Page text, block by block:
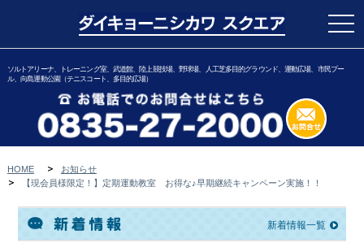
ソルトアリーナ、トレーニング室、武道館、陸上競技場、野球場、人工芝多目的グラウンド、運動広場、市民プー
ル、向島運動公園（テニスコート、多目的広場）
HOME
お知らせ
【現会員様限定！】定期運動教室 お得な♪早期継続キャンペーン実施！！
新着情報一覧